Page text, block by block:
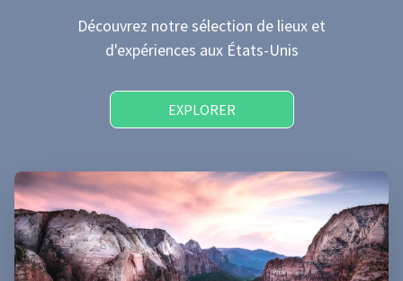
Découvrez notre sélection de lieux et
d'expériences aux États-Unis
EXPLORER